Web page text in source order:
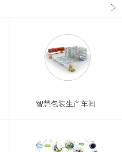
智慧包装生产车间